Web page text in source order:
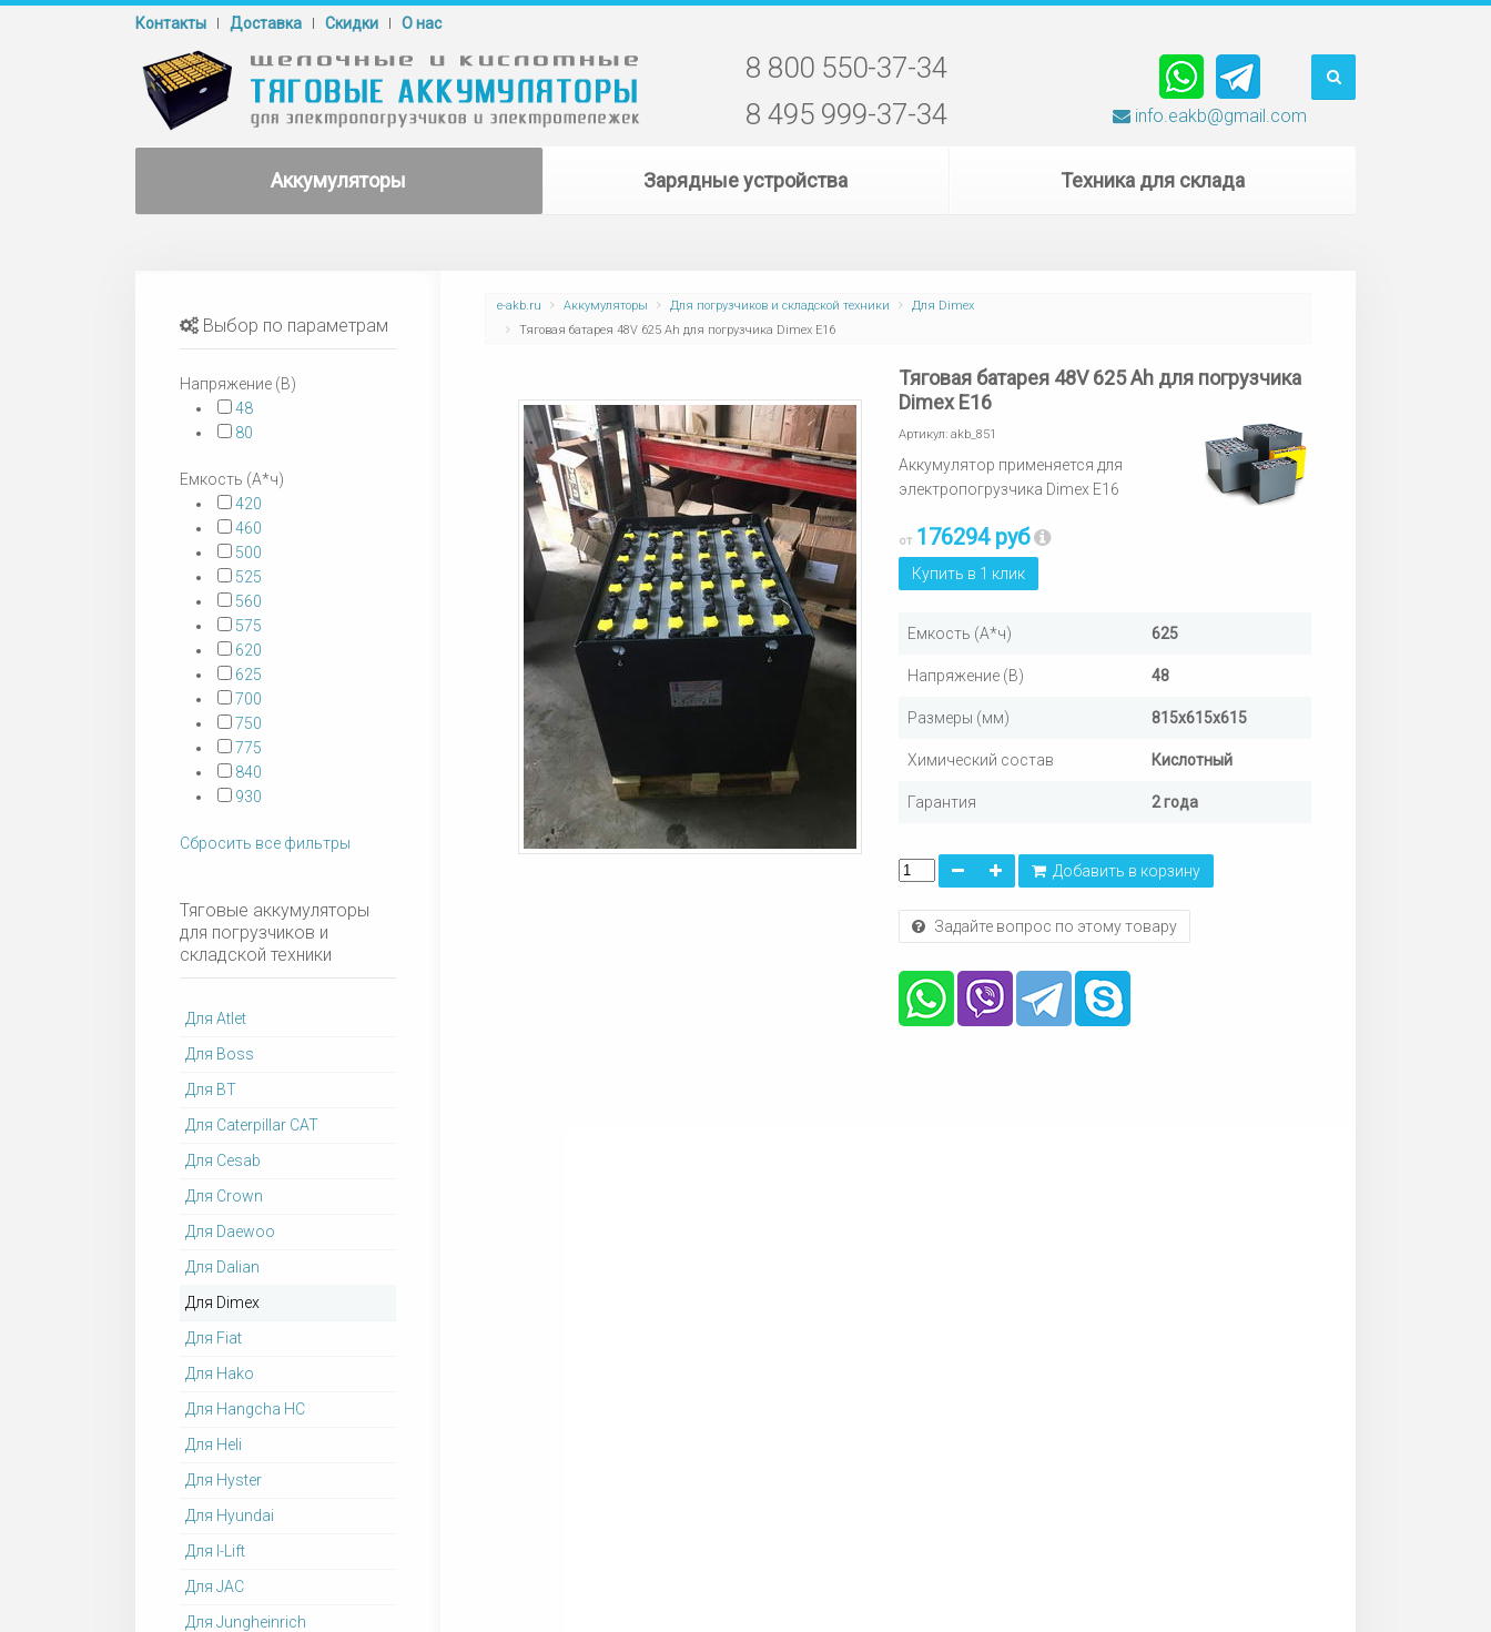
Контакты Доставка Cкидки О нас
8 800 550-37-34
8 495 999-37-34
info.eakb@gmail.com
Аккумуляторы Зарядные устройства Техника для склада
e-akb.ru Аккумуляторы Для погрузчиков и складской техники
Для Dimex
Тяговая батарея 48V 625 Ah для погрузчика Dimex E16
Тяговая батарея 48V 625 Ah для погрузчика
Dimex E16
Артикул: akb_851
Аккумулятор применяется для
электропогрузчика Dimex E16
от 176294 руб
Купить в 1 клик
Емкость (А*ч) 625
Напряжение (В) 48
Размеры (мм) 815х615х615
Химический состав Кислотный
Гарантия 2 года
Добавить в корзину
Задайте вопрос по этому товару
Выбор по параметрам
Напряжение (В)
48
80
Емкость (А*ч)
420
460
500
525
560
575
620
625
700
750
775
840
930
Сбросить все фильтры
Тяговые аккумуляторы
для погрузчиков и
складской техники
Для Atlet
Для Boss
Для BT
Для Caterpillar CAT
Для Cesab
Для Crown
Для Daewoo
Для Dalian
Для Dimex
Для Fiat
Для Hako
Для Hangcha HC
Для Heli
Для Hyster
Для Hyundai
Для I-Lift
Для JAC
Для Jungheinrich